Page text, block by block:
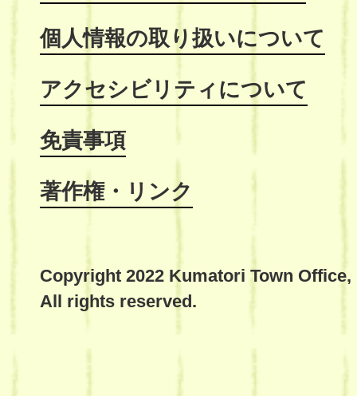
個人情報の取り扱いについて
アクセシビリティについて
免責事項
著作権・リンク
Copyright 2022 Kumatori Town Office,
All rights reserved.